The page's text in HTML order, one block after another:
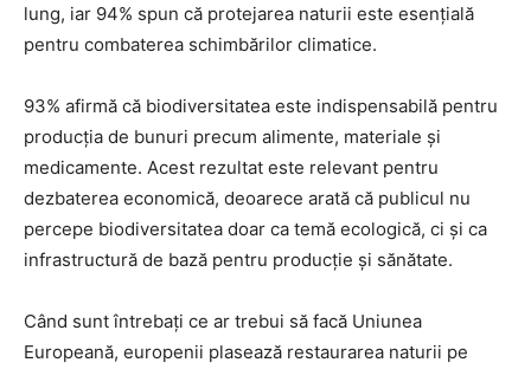
lung, iar 94% spun că protejarea naturii este esențială
pentru combaterea schimbărilor climatice.
93% afirmă că biodiversitatea este indispensabilă pentru
producția de bunuri precum alimente, materiale și
medicamente. Acest rezultat este relevant pentru
dezbaterea economică, deoarece arată că publicul nu
percepe biodiversitatea doar ca temă ecologică, ci și ca
infrastructură de bază pentru producție și sănătate.
Când sunt întrebați ce ar trebui să facă Uniunea
Europeană, europenii plasează restaurarea naturii pe